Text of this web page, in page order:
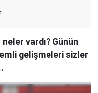
vardı? Günün
gelişmeleri sizler